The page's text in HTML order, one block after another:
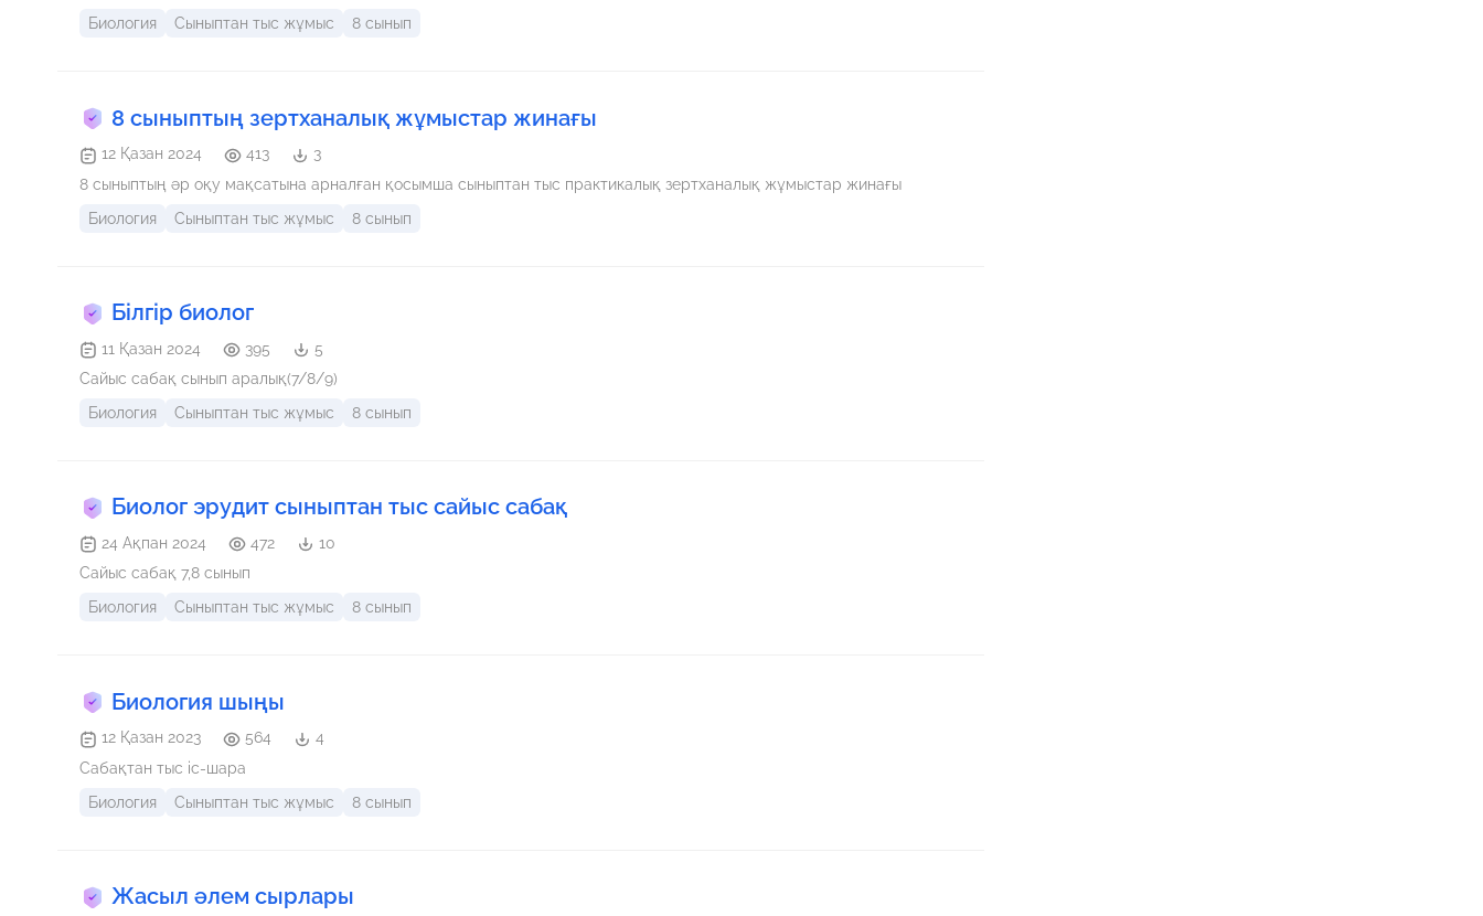
Биология
Сыныптан тыс жұмыс 8 сынып
8 сыныптың зертханалық жұмыстар жинағы
12 Қазан 2024 413
3
8 сыныптың әр оқу мақсатына арналған қосымша сыныптан тыс практикалық зертханалық жұмыстар жинағы
Биология
Сыныптан тыс жұмыс 8 сынып
Білгір биолог
11 Қазан 2024 395
5
Сайыс сабақ сынып аралық(7/8/9)
Биология
Сыныптан тыс жұмыс 8 сынып
Биолог эрудит сыныптан тыс сайыс сабақ
24 Ақпан 2024 472
10
Сайыс сабақ 7,8 сынып
Биология
Сыныптан тыс жұмыс 8 сынып
Биология шыңы
12 Қазан 2023 564
4
Сабақтан тыс іс-шара
Биология
Сыныптан тыс жұмыс 8 сынып
Жасыл әлем сырлары